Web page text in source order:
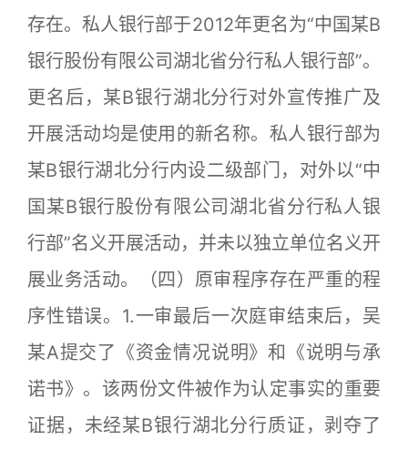
存在。私人银行部于2012年更名为“中国某B
银行股份有限公司湖北省分行私人银行部”。
更名后，某B银行湖北分行对外宣传推广及
开展活动均是使用的新名称。私人银行部为
某B银行湖北分行内设二级部门，对外以“中
国某B银行股份有限公司湖北省分行私人银
行部”名义开展活动，并未以独立单位名义开
展业务活动。（四）原审程序存在严重的程
序性错误。1.一审最后一次庭审结束后，吴
某A提交了《资金情况说明》和《说明与承
诺书》。该两份文件被作为认定事实的重要
证据，未经某B银行湖北分行质证，剥夺了